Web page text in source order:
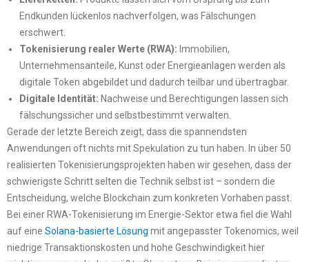
Endkunden lückenlos nachverfolgen, was Fälschungen
erschwert.
Tokenisierung realer Werte (RWA): Immobilien,
Unternehmensanteile, Kunst oder Energieanlagen werden als
digitale Token abgebildet und dadurch teilbar und übertragbar.
Digitale Identität: Nachweise und Berechtigungen lassen sich
fälschungssicher und selbstbestimmt verwalten.
Gerade der letzte Bereich zeigt, dass die spannendsten
Anwendungen oft nichts mit Spekulation zu tun haben. In über 50
realisierten Tokenisierungsprojekten haben wir gesehen, dass der
schwierigste Schritt selten die Technik selbst ist – sondern die
Entscheidung, welche Blockchain zum konkreten Vorhaben passt.
Bei einer RWA-Tokenisierung im Energie-Sektor etwa fiel die Wahl
auf eine Solana-basierte Lösung mit angepasster Tokenomics, weil
niedrige Transaktionskosten und hohe Geschwindigkeit hier